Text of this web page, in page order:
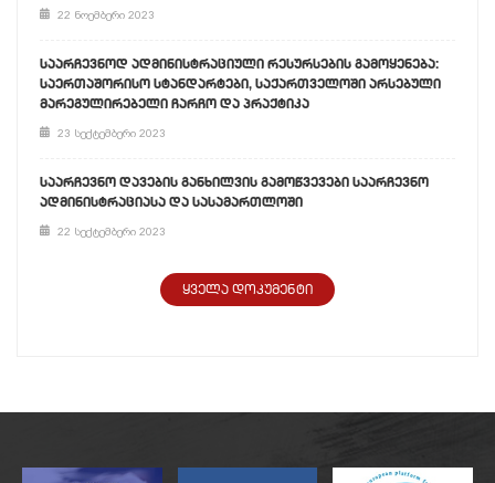
22 ნოემბერი 2023
საარჩევნოდ ადმინისტრაციული რესურსების გამოყენება:
საერთაშორისო სტანდარტები, საქართველოში არსებული
მარეგულირებელი ჩარჩო და პრაქტიკა
23 სექტემბერი 2023
საარჩევნო დავების განხილვის გამოწვევები საარჩევნო
ადმინისტრაციასა და სასამართლოში
22 სექტემბერი 2023
ყველა დოკუმენტი